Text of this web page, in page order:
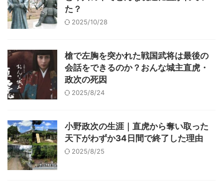
た？
2025/10/28
槍で左胸を突かれた戦国武将は最後の
会話をできるのか？おんな城主直虎・
政次の死因
2025/8/24
小野政次の生涯｜直虎から奪い取った
天下がわずか34日間で終了した理由
2025/8/25